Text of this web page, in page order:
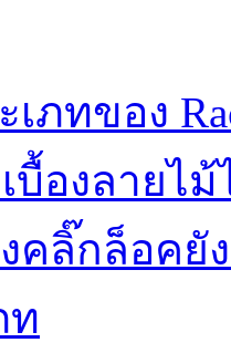
เภทของ
บื้องลายไ
งคลิ๊กล็อค
ท